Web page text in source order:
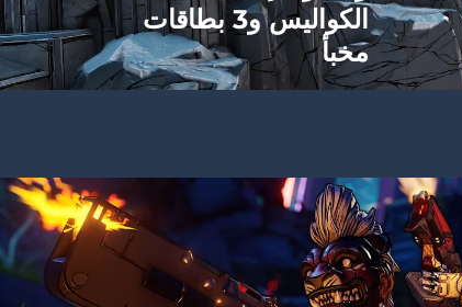
الكواليس و3 بطاقات
مخبأ